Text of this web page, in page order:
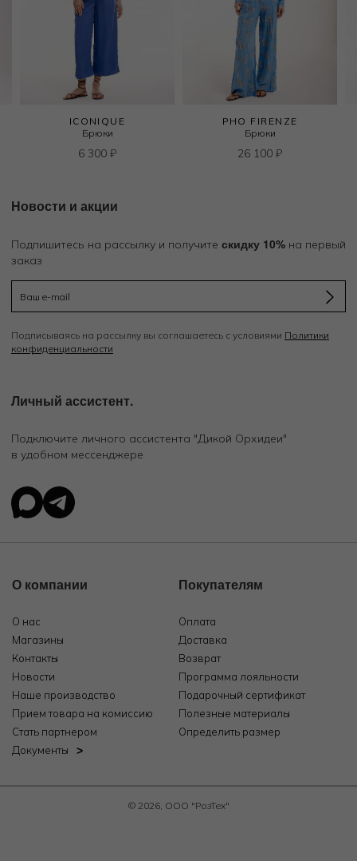
ICONIQUE
Брюки
6 300 ₽
PHO FIRENZE
Брюки
26 100 ₽
Новости и акции
Подпишитесь на рассылку и получите скидку 10% на первый
заказ
Подписываясь на рассылку вы соглашаетесь с условиями Политики
конфиденциальности
Личный ассистент.
Подключите личного ассистента "Дикой Орхидеи"
в удобном мессенджере
О компании
О нас
Магазины
Контакты
Новости
Наше производство
Прием товара на комиссию
Стать партнером
Документы
Покупателям
Оплата
Доставка
Возврат
Программа лояльности
Подарочный сертификат
Полезные материалы
Определить размер
© 2026, ООО "РозТех"